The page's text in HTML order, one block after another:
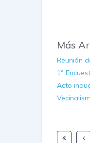
Más
Reunión
1°
Acto